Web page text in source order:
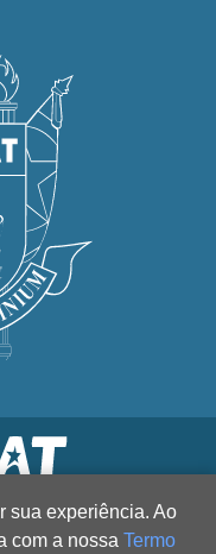
sua experiência. Ao
com a nossa Termo